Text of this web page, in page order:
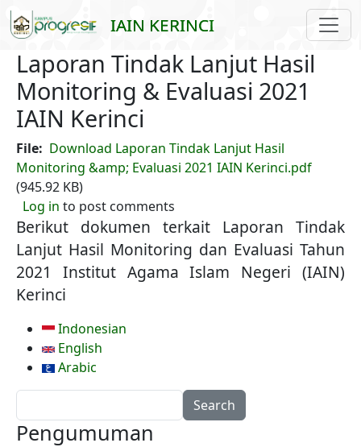
Skip to main content
IAIN KERINCI
Laporan Tindak Lanjut Hasil
Monitoring & Evaluasi 2021
IAIN Kerinci
File
Download Laporan Tindak Lanjut Hasil
Monitoring &amp; Evaluasi 2021 IAIN Kerinci.pdf
(945.92 KB)
Log in to post comments
Berikut dokumen terkait Laporan Tindak
Lanjut Hasil Monitoring dan Evaluasi Tahun
2021 Institut Agama Islam Negeri (IAIN)
Kerinci
Indonesian
English
Arabic
Pengumuman